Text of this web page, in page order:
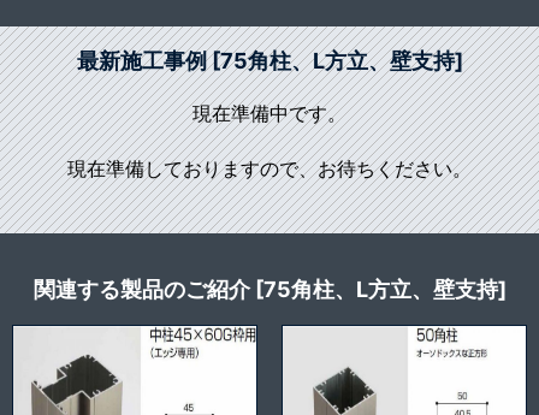
最新施工事例 [75角柱、L方立、壁支持]
現在準備中です。
現在準備しておりますので、お待ちください。
関連する製品のご紹介 [75角柱、L方立、壁支持]